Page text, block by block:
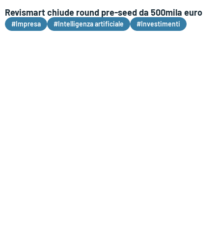
Revismart chiude round pre-seed da 500mila euro
#Impresa #Intelligenza artificiale #Investimenti